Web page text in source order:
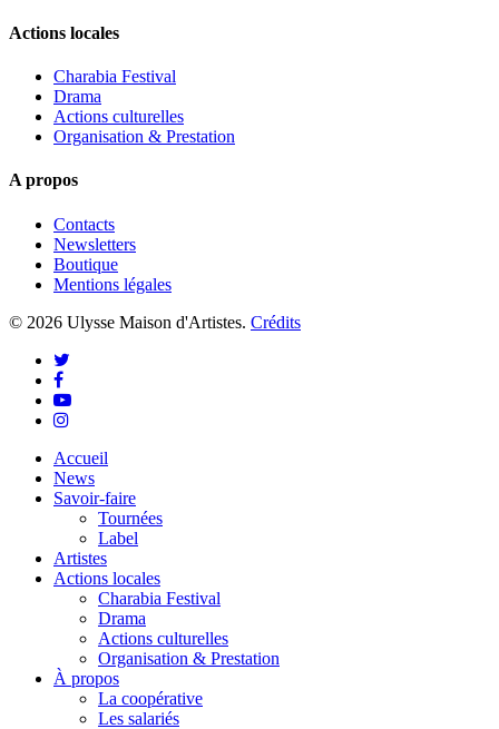
Actions locales
Charabia Festival
Drama
Actions culturelles
Organisation & Prestation
A propos
Contacts
Newsletters
Boutique
Mentions légales
© 2026 Ulysse Maison d'Artistes. Crédits
twitter
facebook
youtube
instagram
Close
Menu
Accueil
News
Savoir-faire
Tournées
Label
Artistes
Actions locales
Charabia Festival
Drama
Actions culturelles
Organisation & Prestation
À propos
La coopérative
Les salariés